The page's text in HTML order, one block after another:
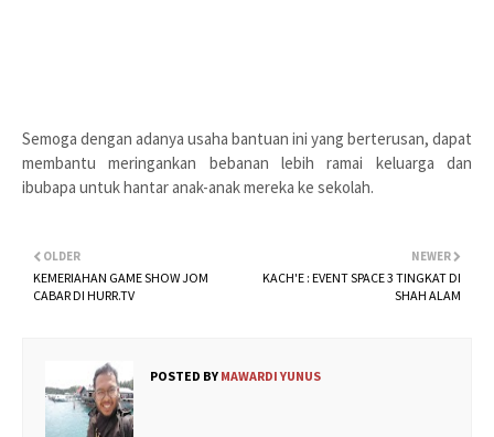
Semoga dengan adanya usaha bantuan ini yang berterusan, dapat
membantu meringankan bebanan lebih ramai keluarga dan
ibubapa untuk hantar anak-anak mereka ke sekolah.
NEWER
KACH'E : EVENT SPACE 3 TINGKAT DI
SHAH ALAM
OLDER
KEMERIAHAN GAME SHOW JOM
CABAR DI HURR.TV
POSTED BY MAWARDI YUNUS